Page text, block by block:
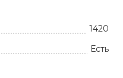
1420
Есть